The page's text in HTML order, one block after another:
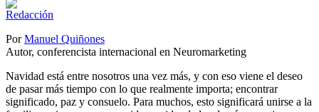
PorManuel Quiñones
Autor, conferencista internacional en Neuromarketing
Navidad está entre nosotros una vez más, y con eso viene el deseo
de pasar más tiempo con lo que realmente importa; encontrar
significado, paz y consuelo. Para muchos, esto significará unirse a la